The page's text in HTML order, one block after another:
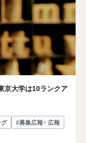
大学は10ランクア
#募集広報・ 広報